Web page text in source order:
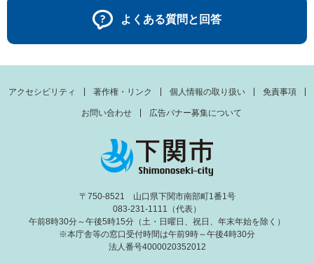
よくある質問と回答
アクセシビリティ 著作権・リンク 個人情報の取り扱い 免責事項
お問い合わせ 広告バナー募集について
〒750-8521 山口県下関市南部町1番1号
083-231-1111（代表）
午前8時30分～午後5時15分（土・日曜日、祝日、年末年始を除く）
※本庁舎等の窓口受付時間は午前9時～午後4時30分
法人番号4000020352012